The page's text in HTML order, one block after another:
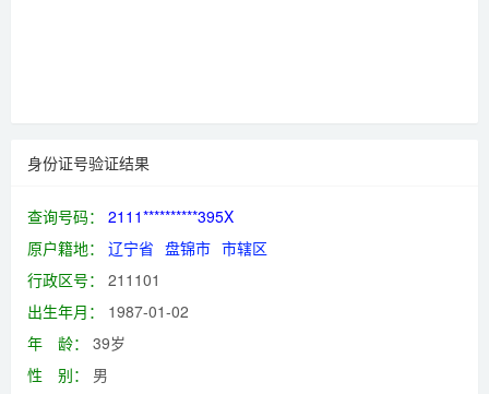
身份证号验证结果
查询号码：
2111**********395X
原户籍地：
辽宁省 盘锦市 市辖区
行政区号：
211101
出生年月：
1987-01-02
年 龄：
39岁
性 别：
男